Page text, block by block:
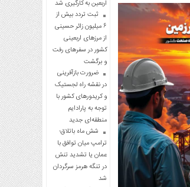
اربعین به‌ کارگیری شد
ثبت تردد بیش از
۶ میلیون زائر حسینی
از مرزهای اربعینی
کشور در سفرهای رفت
و برگشت
ضرورت بازآفرینی
در نقشه راه لجستیک
و کریدورهای کشور با
توجه به پارادایم
منطقه‌ای جدید
شش ماه باتلاق؛
ترامپ میان توافق با
عمان یا تشدید تنش
در تنگه هرمز سرگردان
شد